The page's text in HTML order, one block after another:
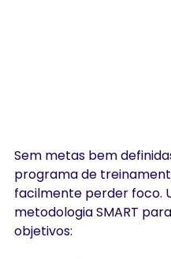
Sem metas bem
programa de
facilmente perder foco.
metodologia SMART
objetivos: